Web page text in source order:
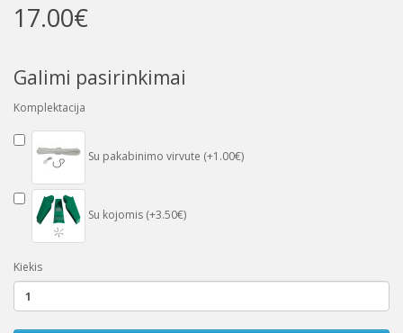
17.00€
Galimi pasirinkimai
Komplektacija
Su pakabinimo virvute (+1.00€)
Su kojomis (+3.50€)
Kiekis